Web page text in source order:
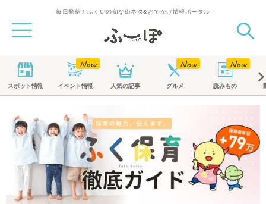
毎日発信！ふくいの旬な街ネタ&おでかけ情報ポータル
スポット情報 イベント情報 人気の記事 グルメ 読みもの